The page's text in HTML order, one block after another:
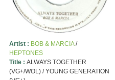
Artist : BOB & MARCIA/
HEPTONES
Title : ALWAYS TOGETHER
(VG+/WOL) / YOUNG GENERATION